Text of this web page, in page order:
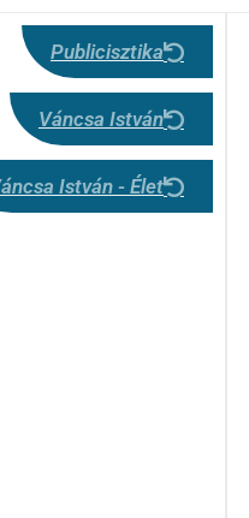
Publicisztika
Váncsa István
István - Élet